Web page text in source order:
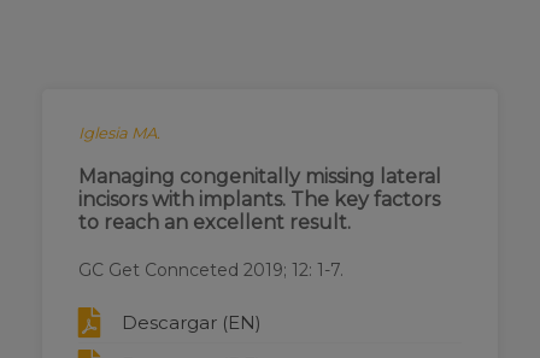
Iglesia MA.
Managing congenitally missing lateral
incisors with implants. The key factors
to reach an excellent result.
GC Get Connceted 2019; 12: 1-7.
Descargar (EN)